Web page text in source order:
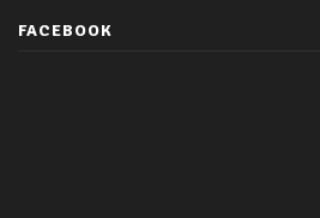
FACEBOOK